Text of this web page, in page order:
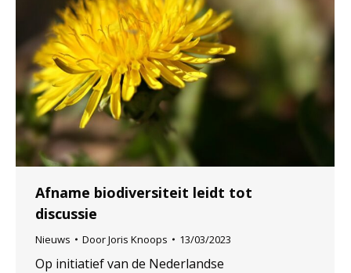
Afname biodiversiteit leidt tot
discussie
Nieuws DoorJoris Knoops 13/03/2023
Op initiatief van de Nederlandse